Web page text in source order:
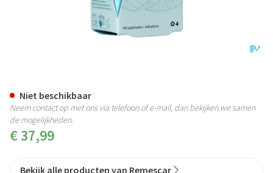
€ 37,99
Niet beschikbaar
Neem contact op met ons via telefoon of e-mail, dan bekijken we samen
de mogelijkheden.
Bekijk alle producten van Remescar